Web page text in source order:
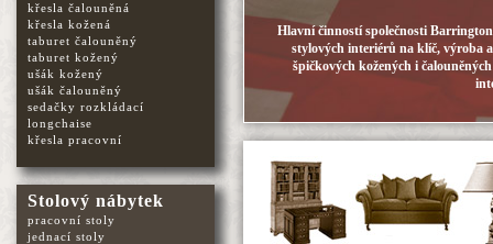
Hlavní činností společnosti
stylových interiérů na klíč, výroba
špičkových kožených i
křesla čalouněná
křesla kožená
taburet čalouněný
taburet kožený
ušák kožený
ušák čalouněný
sedačky rozkládací
longchaise
křesla pracovní
Stolový nábytek
pracovní stoly
jednací stoly